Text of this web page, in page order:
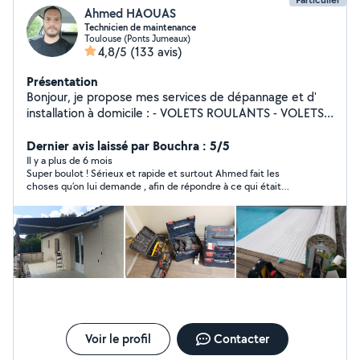
Ahmed HAOUAS
Technicien de maintenance
Toulouse (Ponts Jumeaux)
4,8/5 (133 avis)
Présentation
Bonjour, je propose mes services de dépannage et d'
installation à domicile : - VOLETS ROULANTS - VOLETS
Réparation et programmation ÉLECTRICITÉ - Travaux
électriques ~ Basse tension - thermostat filaire &
connecté - détecteur de fumée - VMC MONTAGE ET
INSTALLATION - Moustiquaire - Fixation support tv
mural - Installation ventilateur du plafond
Dernier avis laissé par Bouchra : 5/5
Il y a plus de 6 mois
Super boulot ! Sérieux et rapide et surtout Ahmed fait les
choses qu’on lui demande , afin de répondre à ce qui était
recontacterai avec plaisir !
Voir le profil Contacter